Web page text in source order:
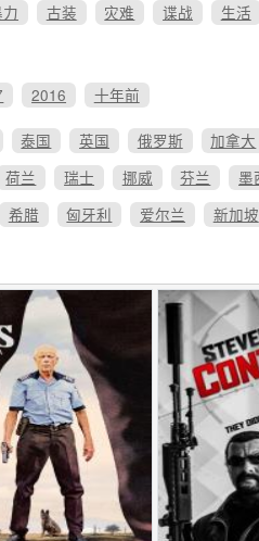
古装 灾难 谍战 生活
2016 十年前
泰国 英国 俄罗斯 加拿大
荷兰 瑞士 挪威 芬兰 墨
希腊 匈牙利 爱尔兰 新加坡